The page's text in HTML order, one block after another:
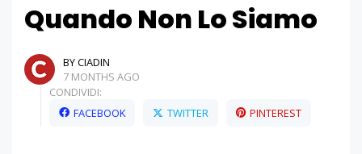
Quando Non Lo Siamo
BY CIADIN
7 MONTHS AGO
CONDIVIDI:
FACEBOOK
TWITTER PINTEREST